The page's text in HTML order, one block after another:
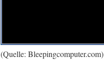
(Quelle: Bleepingcomputer.com)